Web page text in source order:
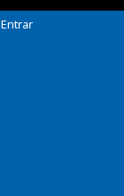
Entrar